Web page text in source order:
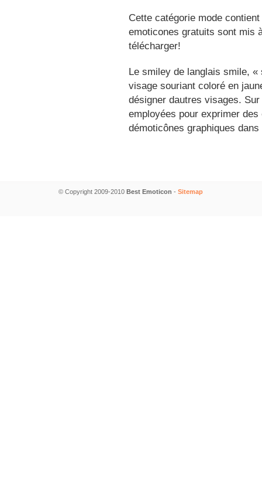
Cette catégorie mode
emoticones gratuits sont mis
télécharger!
Le smiley de langlais smile,
visage souriant coloré en
désigner dautres visages.
employées pour exprimer
démoticônes graphiques
© Copyright 2009-2010 Best Emoticon - Sitemap